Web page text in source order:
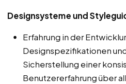
Designsysteme und
Erfahrung in der
Designspezifikationen
Sicherstellung einer
Benutzererfahrung über